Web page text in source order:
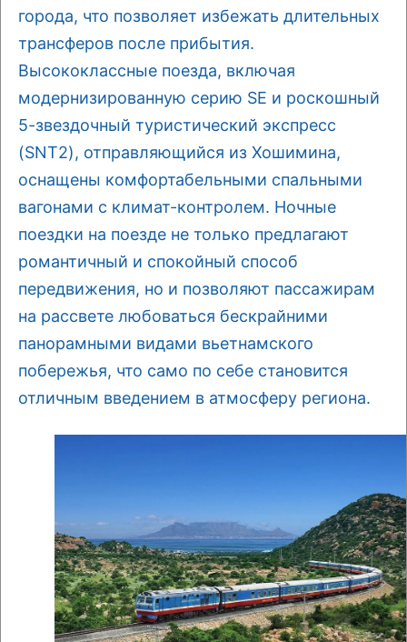
города, что позволяет избежать длительных
трансферов после прибытия.
Высококлассные поезда, включая
модернизированную серию SE и роскошный
5-звездочный туристический экспресс
(SNT2), отправляющийся из Хошимина,
оснащены комфортабельными спальными
вагонами с климат-контролем. Ночные
поездки на поезде не только предлагают
романтичный и спокойный способ
передвижения, но и позволяют пассажирам
на рассвете любоваться бескрайними
панорамными видами вьетнамского
побережья, что само по себе становится
отличным введением в атмосферу региона.